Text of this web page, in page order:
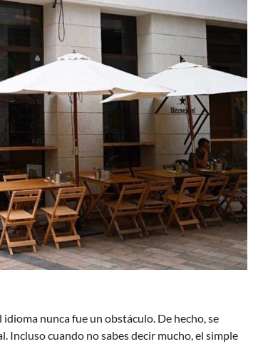
nunca fue un obstáculo. De hecho, se
cuando no sabes decir mucho, el simple